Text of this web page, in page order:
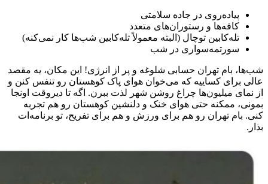
پیاده‌روی در جاده سلامتی
کافه‌ها و رستوران‌های متعدد
تله‌کابین توچال (البته معمولاً تله‌کابین شب‌ها کار نمی‌کنه)
سورتمه‌سواری در شب
شب‌ها، بام تهران حسابی شلوغه و پر از انرژی! این مکان، یه مقصد
عالی برای کساییه که می‌خوان هوای پاک کوهستان رو تنفس کنن و
از نمای میلیون‌ها چراغ روشن شهر لذت ببرن. اگه تا دیروقت اونجا
بمونی، ممکنه حتی هوای خنک و دلنشین کوهستان رو هم تجربه
کنی. بام تهران رو هم برای ورزش و هم برای تفریح، تو برنامه‌ات
بذار.